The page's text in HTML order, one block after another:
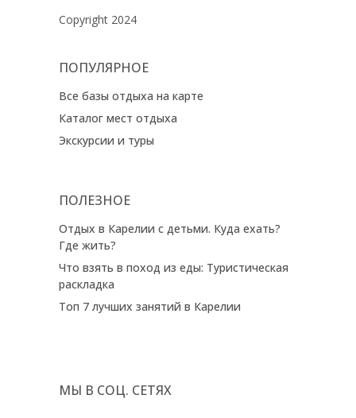
Copyright 2024
ПОПУЛЯРНОЕ
Все базы отдыха на карте
Каталог мест отдыха
Экскурсии и туры
ПОЛЕЗНОЕ
Отдых в Карелии с детьми. Куда ехать?
Где жить?
Что взять в поход из еды: Туристическая
раскладка
Топ 7 лучших занятий в Карелии
МЫ В СОЦ. СЕТЯХ